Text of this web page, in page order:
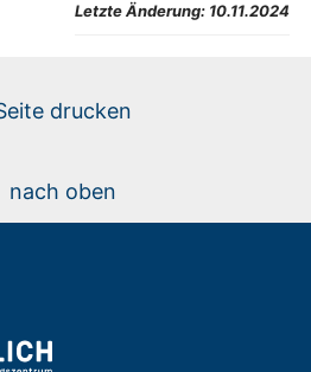
Letzte Änderung: 10.11.2024
drucken
nach oben